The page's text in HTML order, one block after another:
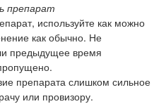
препарат
используйте как можно
как обычно. Не
предыдущее время
препарата слишком сильное
или провизору.